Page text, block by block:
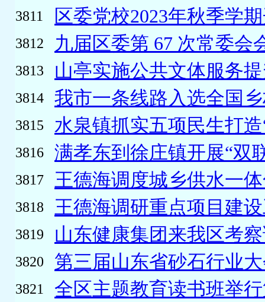
3811 区委党校2023年秋季学
3812 九届区委第 67 次常委会
3813 山亭实施公共文体服务
3814 我市一条线路入选全国
3815 水泉镇抓实五项民生打造
3816 满孝东到徐庄镇开展“双
3817 王德海调度城乡供水一
3818 王德海调研重点项目建
3819 山东健康集团来我区考
3820 第三届山东省砂石行业
3821 全区主题教育读书班举